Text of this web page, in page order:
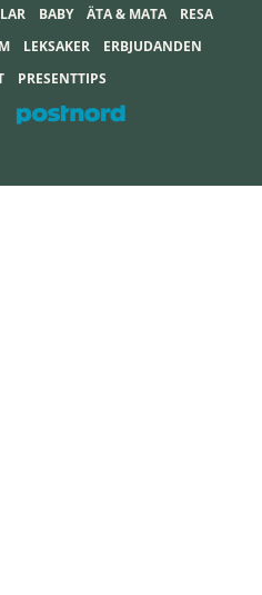
BABY ÄTA & MATA
RESA
LEKSAKER
ERBJUDANDEN
PRESENTTIPS